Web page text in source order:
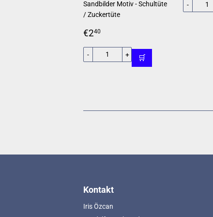
Sandbilder Motiv - Schultüte
/ Zuckertüte
Normaler
€240
+
- 🛒
-
Kontakt
Iris Özcan